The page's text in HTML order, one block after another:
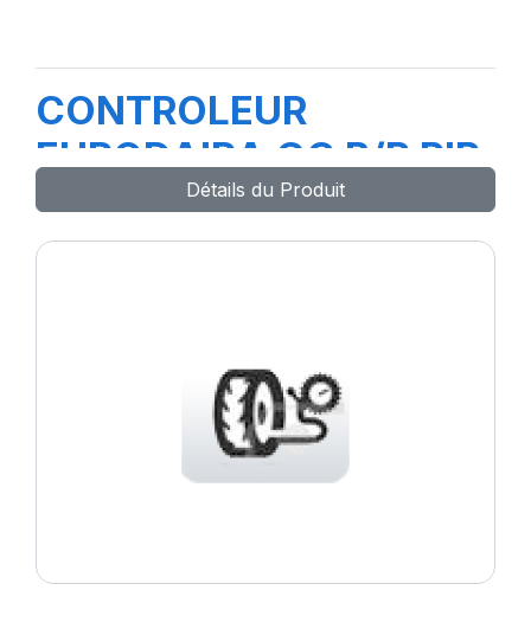
CONTROLEUR
EURODAIRA GC B/P PIP
38039-99Détails du Produit